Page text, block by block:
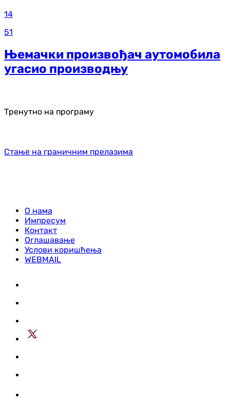
14
51
Њемачки произвођач аутомобила
угасио производњу
Тренутно на програму
Стање на граничним прелазима
О нама
Импресум
Контакт
Оглашавање
Услови коришћења
WEBMAIL